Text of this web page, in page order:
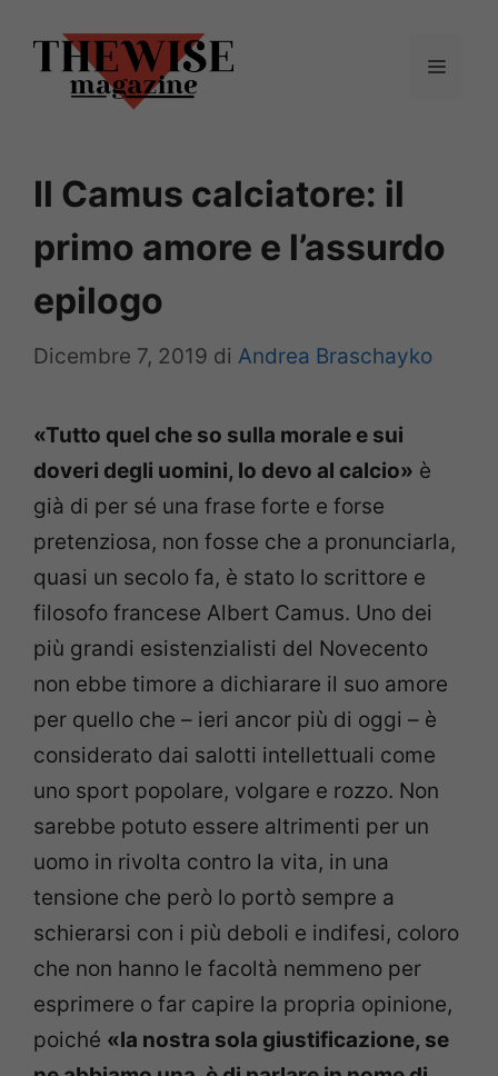
contenuto
Menu
Il Camus calciatore: il
primo amore e l’assurdo
epilogo
Dicembre 7, 2019 di Andrea Braschayko
«Tutto quel che so sulla morale e sui
doveri degli uomini, lo devo al calcio» è
già di per sé una frase forte e forse
pretenziosa, non fosse che a pronunciarla,
quasi un secolo fa, è stato lo scrittore e
filosofo francese Albert Camus. Uno dei
più grandi esistenzialisti del Novecento
non ebbe timore a dichiarare il suo amore
per quello che – ieri ancor più di oggi – è
considerato dai salotti intellettuali come
uno sport popolare, volgare e rozzo. Non
sarebbe potuto essere altrimenti per un
uomo in rivolta contro la vita, in una
tensione che però lo portò sempre a
schierarsi con i più deboli e indifesi, coloro
che non hanno le facoltà nemmeno per
esprimere o far capire la propria opinione,
poiché «la nostra sola giustificazione, se